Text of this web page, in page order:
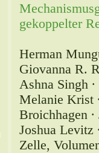
gekoppelter
Herman
Giovanna R.
Ashna Singh
Melanie Krist
Broichhagen ∙
Joshua Levitz
Zelle,